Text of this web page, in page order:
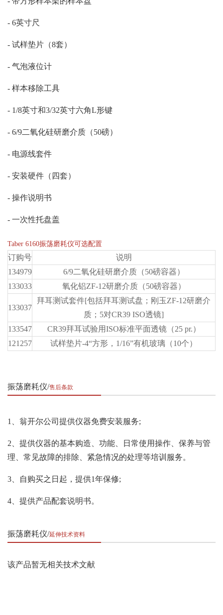
- 6英寸尺
- 试样垫片（8套）
- 气泡液位计
- 样本移除工具
- 1/8英寸和3/32英寸六角L形键
- 6/9二氧化硅研磨介质（50磅）
- 电源线套件
- 安装硬件（四套）
- 操作说明书
- 一次性托盘盖
Taber 6160振荡磨耗仪可选配置
订购号
说明
134979
6/9二氧化硅研磨介质（50磅容器）
133033
氧化铝ZF-12研磨介质（50磅容器）
133037
拜耳测试套件[包括拜耳测试盘；刚玉ZF-12研磨介
质；5对CR39 ISO透镜]
133547
CR39拜耳试验用ISO标准平面透镜（25 pr.）
121257
试样垫片-4“方形，1/16”有机玻璃（10个）
振荡磨耗仪 售后条款
1、翁开尔公司提供仪器免费安装服务;
2、提供仪器的基本购造、功能、日常使用操作、保养与管
理、常见故障的排除、紧急情况的处理等培训服务。
3、自购买之日起，提供1年保修;
4、提供产品配套说明书。
振荡磨耗仪 延伸技术资料
该产品暂无相关技术文献